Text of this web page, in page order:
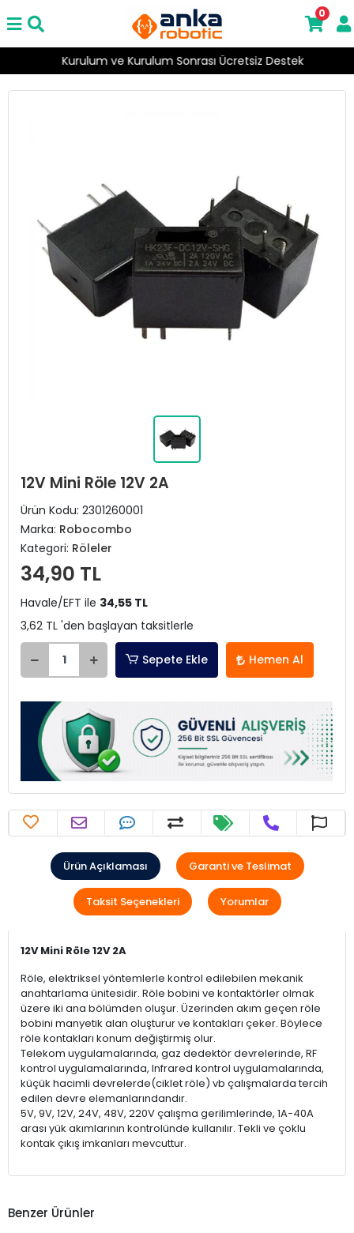
Kurulum ve Kurulum Sonrası Ücretsiz Destek
0
12V Mini Röle 12V 2A
Ürün Kodu: 2301260001
Marka: Robocombo
Kategori: Röleler
34,90 TL
Havale/EFT ile 34,55 TL
3,62 TL 'den başlayan taksitlerle
Sepete Ekle Hemen Al
Ürün Açıklaması Garanti ve Teslimat
Taksit Seçenekleri Yorumlar
12V Mini Röle 12V 2A
Röle, elektriksel yöntemlerle kontrol edilebilen mekanik
anahtarlama ünitesidir. Röle bobini ve kontaktörler olmak
üzere iki ana bölümden oluşur. Üzerinden akım geçen röle
bobini manyetik alan oluşturur ve kontakları çeker. Böylece
röle kontakları konum değiştirmiş olur.
Telekom uygulamalarında, gaz dedektör devrelerinde, RF
kontrol uygulamalarında, Infrared kontrol uygulamalarında,
küçük hacimli devrelerde(ciklet röle) vb çalışmalarda tercih
edilen devre elemanlarındandır.
5V, 9V, 12V, 24V, 48V, 220V çalışma gerilimlerinde, 1A-40A
arası yük akımlarının kontrolünde kullanılır. Tekli ve çoklu
kontak çıkış imkanları mevcuttur.
Benzer Ürünler